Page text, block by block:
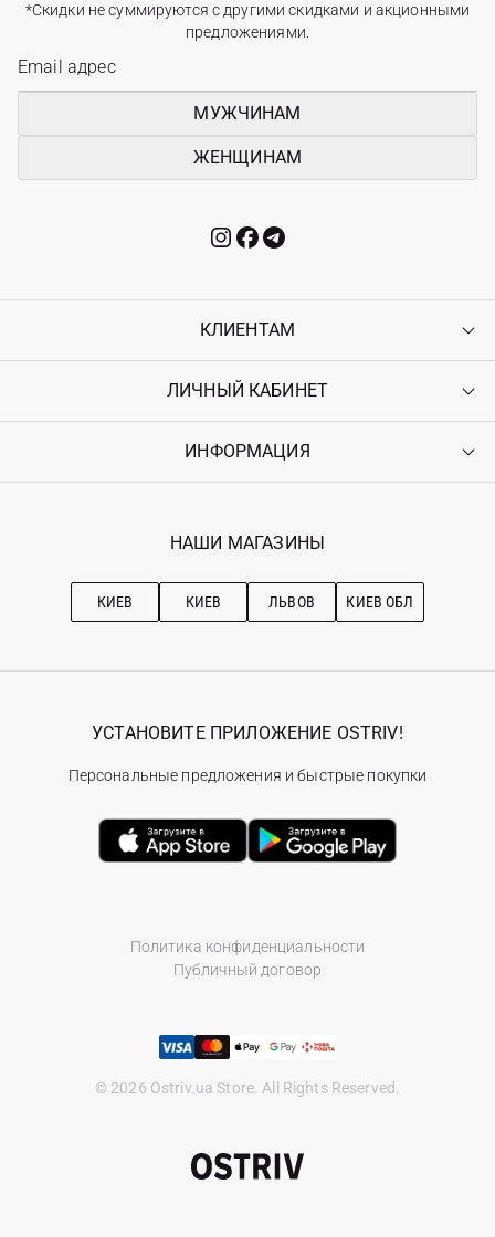
*Скидки не суммируются с другими скидками и акционными
предложениями.
МУЖЧИНАМ
ЖЕНЩИНАМ
КЛИЕНТАМ
Контакты
Возврат
Гарантия
ЛИЧНЫЙ КАБИНЕТ
Войти
Ostriv Club+
ИНФОРМАЦИЯ
Наши магазини
Рекомендации по уходу
НАШИ МАГАЗИНЫ
КИЕВ КИЕВ ЛЬВОВ КИЕВ ОБЛ
Политика конфиденциальности
Публичный договор
© 2026 Ostriv.ua Store. All Rights Reserved.
УСТАНОВИТЕ ПРИЛОЖЕНИЕ OSTRIV!
Персональные предложения и быстрые покупки